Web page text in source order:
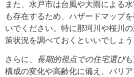
また、水戸市は台風や大雨による
も存在するため、ハザードマップ
いでください。特に那珂川や桜川
策状況を調べておくといいでしょう
さらに、 長期的視点での住宅選び
構成の変化や高齢化に備え、バリ